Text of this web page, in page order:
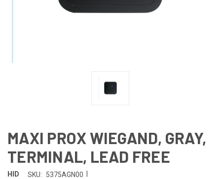
MAXI PROX WIEGAND, GRAY,
TERMINAL, LEAD FREE
HID SKU: 5375AGN00